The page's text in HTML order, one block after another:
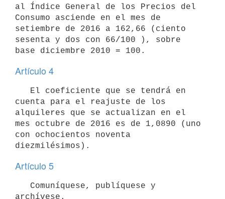
al Índice General de los Precios del
Consumo asciende en el mes de
setiembre de 2016 a 162,66 (ciento
sesenta y dos con 66/100 ), sobre
Artículo 4
cuenta para el reajuste de los
alquileres que se actualizan en el
mes octubre de 2016 es de 1,0890 (uno
con ochocientos noventa
Artículo 5